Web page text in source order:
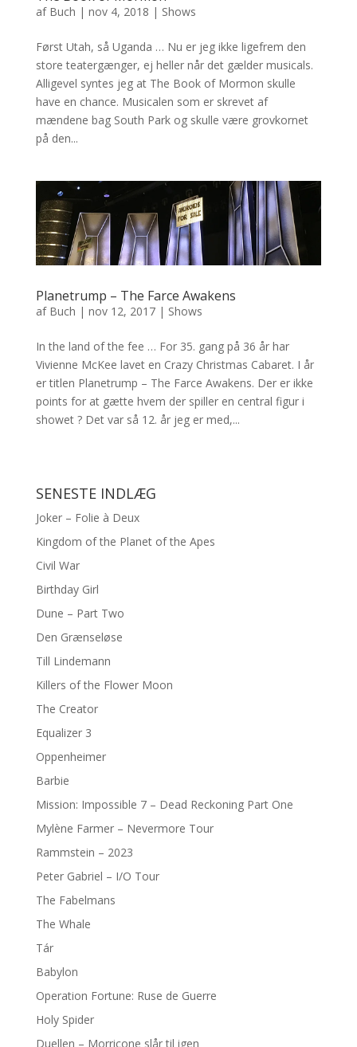
af Buch | nov 4, 2018 | Shows
Først Utah, så Uganda … Nu er jeg ikke ligefrem den
store teatergænger, ej heller når det gælder musicals.
Alligevel syntes jeg at The Book of Mormon skulle
have en chance. Musicalen som er skrevet af
mændene bag South Park og skulle være grovkornet
på den...
Planetrump – The Farce Awakens
af Buch | nov 12, 2017| Shows
In the land of the fee … For 35. gang på 36 år har
Vivienne McKee lavet en Crazy Christmas Cabaret. I år
er titlen Planetrump – The Farce Awakens. Der er ikke
points for at gætte hvem der spiller en central figur i
showet ? Det var så 12. år jeg er med,...
SENESTE INDLÆG
Joker – Folie à Deux
Kingdom of the Planet of the Apes
Civil War
Birthday Girl
Dune – Part Two
Den Grænseløse
Till Lindemann
Killers of the Flower Moon
The Creator
Equalizer 3
Oppenheimer
Barbie
Mission: Impossible 7 – Dead Reckoning Part One
Mylène Farmer – Nevermore Tour
Rammstein – 2023
Peter Gabriel – I/O Tour
The Fabelmans
The Whale
Tár
Babylon
Operation Fortune: Ruse de Guerre
Holy Spider
Duellen – Morricone slår til igen